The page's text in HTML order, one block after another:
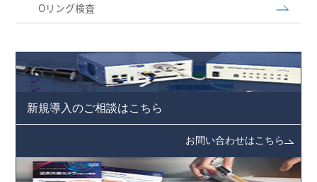
Oリング検査
新規導入のご相談はこちら
お問い合わせはこちら